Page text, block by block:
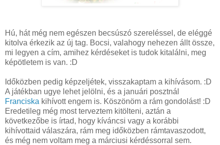
Hú, hát még nem egészen becsúszó szereléssel, de eléggé
kitolva érkezik az új tag. Bocsi, valahogy nehezen állt össze,
mi legyen a cím, amihez kérdéseket is tudok kitalálni, meg
képötletem is van. :D
Időközben pedig képzeljétek, visszakaptam a kihívásom. :D
A játékban ugye lehet jelölni, és a januári posztnál
Franciska kihívott engem is. Köszönöm a rám gondolást! :D
Eredetileg még most terveztem kitölteni, aztán a
következőbe is írtad, hogy kíváncsi vagy a korábbi
kihívottaid válaszára, rám meg időközben rámtavaszodott,
és még nem voltam meg a márciusi kérdéssorral sem.